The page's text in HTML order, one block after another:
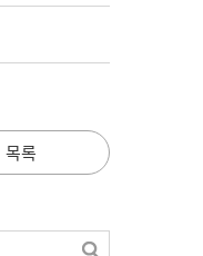
목록